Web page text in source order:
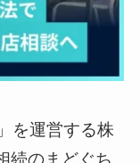
を運営する株
続のまどぐち